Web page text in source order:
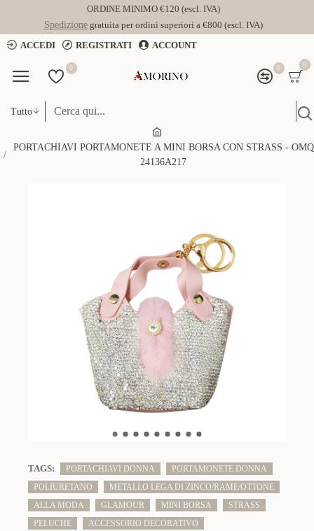
ORDINE MINIMO €120 (escl. IVA)
Spedizionegratuita per ordini superiori a €800 (escl. IVA)
ACCEDI
REGISTRATI ACCOUNT
0 0 0
Tutto
PORTACHIAVI PORTAMONETE A MINI BORSA CON STRASS - OMQ
24136A217
TAGS: PORTACHIAVI DONNA
PORTAMONETE DONNA
POLIURETANO
METALLO LEGA DI ZINCO/RAME/OTTONE
ALLA MODA
GLAMOUR MINI BORSA
STRASS
PELUCHE
ACCESSORIO DECORATIVO